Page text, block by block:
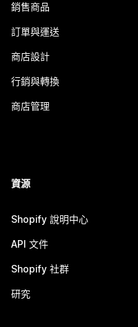
銷售商品
訂單與運送
商店設計
行銷與轉換
商店管理
資源
Shopify 說明中心
API 文件
Shopify 社群
研究